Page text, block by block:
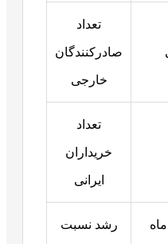
تعداد
صادرکنندگان
خارجی
تعداد
خریداران
ایرانی
17٪ کاهش نسبت به 12 ماه رشد نسبت